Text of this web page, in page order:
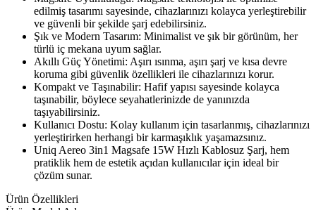
edilmiş tasarımı sayesinde, cihazlarınızı kolayca yerleştirebilir
ve güvenli bir şekilde şarj edebilirsiniz.
Şık ve Modern Tasarım: Minimalist ve şık bir görünüm, her
türlü iç mekana uyum sağlar.
Akıllı Güç Yönetimi: Aşırı ısınma, aşırı şarj ve kısa devre
koruma gibi güvenlik özellikleri ile cihazlarınızı korur.
Kompakt ve Taşınabilir: Hafif yapısı sayesinde kolayca
taşınabilir, böylece seyahatlerinizde de yanınızda
taşıyabilirsiniz.
Kullanıcı Dostu: Kolay kullanım için tasarlanmış, cihazlarınızı
yerleştirirken herhangi bir karmaşıklık yaşamazsınız.
Uniq Aereo 3in1 Magsafe 15W Hızlı Kablosuz Şarj, hem
pratiklik hem de estetik açıdan kullanıcılar için ideal bir
çözüm sunar.
Ürün Özellikleri